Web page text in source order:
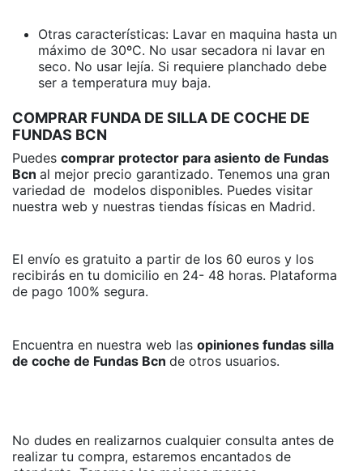
Otras características: Lavar en maquina hasta un
máximo de 30ºC. No usar secadora ni lavar en
seco. No usar lejía. Si requiere planchado debe
ser a temperatura muy baja.
COMPRAR FUNDA DE SILLA DE COCHE DE
FUNDAS BCN
Puedes comprar protector para asiento de Fundas
Bcn al mejor precio garantizado. Tenemos una gran
variedad de modelos disponibles. Puedes visitar
nuestra web y nuestras tiendas físicas en Madrid.
El envío es gratuito a partir de los 60 euros y los
recibirás en tu domicilio en 24- 48 horas. Plataforma
de pago 100% segura.
Encuentra en nuestra web las opiniones fundas silla
de coche de Fundas Bcn de otros usuarios.
No dudes en realizarnos cualquier consulta antes de
realizar tu compra, estaremos encantados de